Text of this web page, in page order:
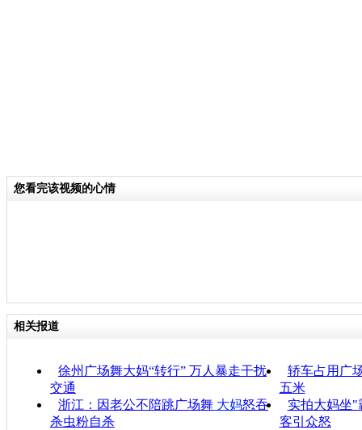
您看完该视频的心情
相关报道
徐州广场舞大妈“转行” 万人暴走干扰
交通
轿车占用广
五米
浙江：因老公不陪跳广场舞 大妈怒吞
杀虫粉自杀
实拍大妈坐"
客引众怒